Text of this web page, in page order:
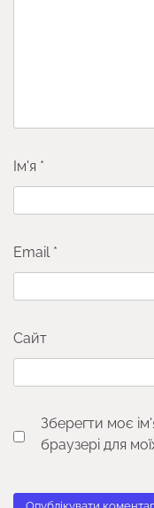
Ім'я *
Email *
Сайт
Зберегти моє
браузері для